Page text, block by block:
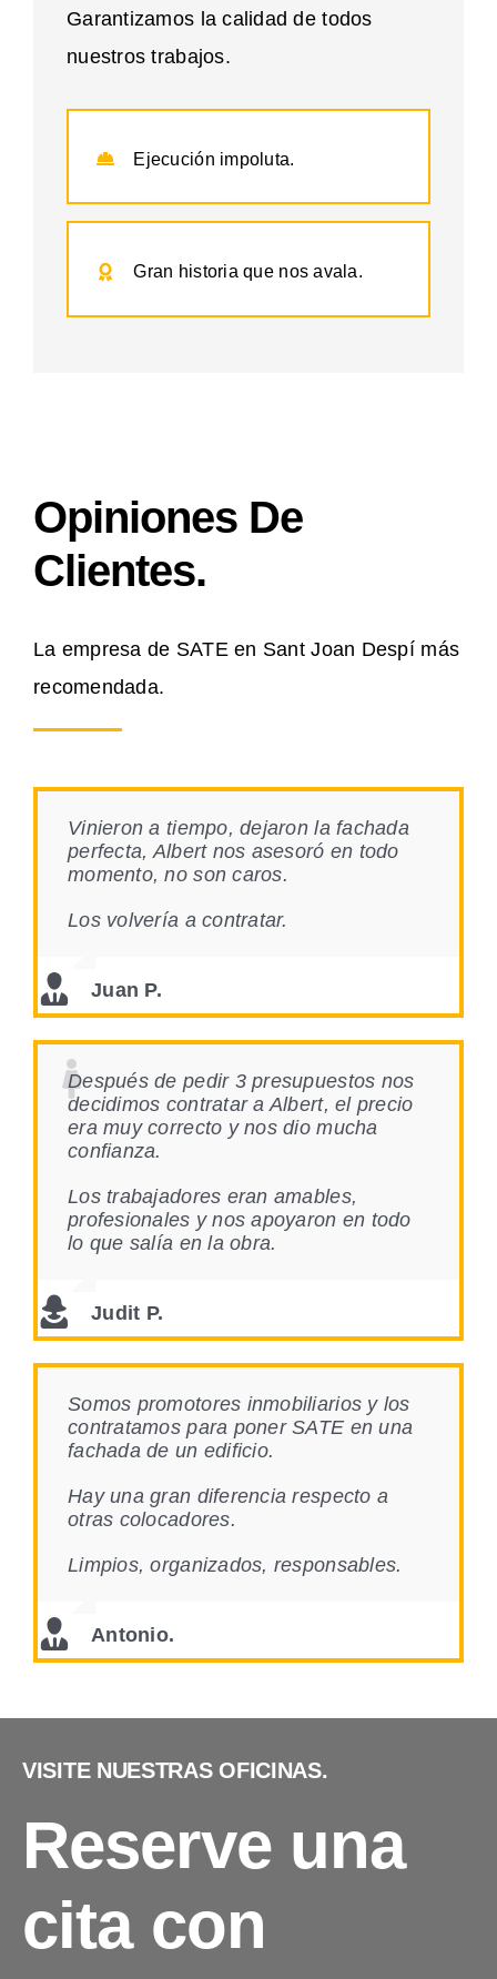
Garantizamos la calidad de todos
nuestros trabajos.
Ejecución impoluta.
Gran historia que nos avala.
Opiniones De
Clientes.
La empresa de SATE en Sant Joan Despí más
recomendada.
Vinieron a tiempo, dejaron la fachada
perfecta, Albert nos asesoró en todo
momento, no son caros.
Los volvería a contratar.
Juan P.
Después de pedir 3 presupuestos nos
decidimos contratar a Albert, el precio
era muy correcto y nos dio mucha
confianza.
Los trabajadores eran amables,
profesionales y nos apoyaron en todo
lo que salía en la obra.
Judit P.
Somos promotores inmobiliarios y los
contratamos para poner SATE en una
fachada de un edificio.
Hay una gran diferencia respecto a
otras colocadores.
Limpios, organizados, responsables.
Antonio.
VISITE NUESTRAS OFICINAS.
Reserve una
cita con